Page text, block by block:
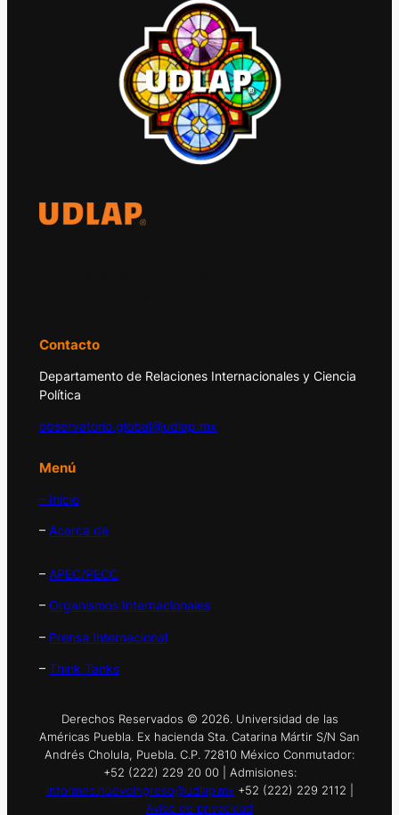
Contacto
Departamento de Relaciones Internacionales y Ciencia
Política
observatorio.global@udlap.mx
Menú
– Inicio
– Acerca de
– APEC/PECC
– Organismos Internacionales
– Prensa Internacional
– Think Tanks
Derechos Reservados © 2026. Universidad de las
Américas Puebla. Ex hacienda Sta. Catarina Mártir S/N San
Andrés Cholula, Puebla. C.P. 72810 México Conmutador:
+52 (222) 229 20 00 | Admisiones:
informes.nuevoingreso@udlap.mx +52 (222) 229 2112 |
Aviso de privacidad